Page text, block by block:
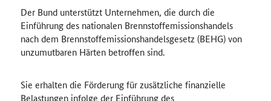
Der Bund unterstützt Unternehmen, die durch die
Einführung des nationalen Brennstoffemissionshandels
nach dem Brennstoffemissionshandelsgesetz (BEHG) von
unzumutbaren Härten betroffen sind.
Sie erhalten die Förderung für zusätzliche finanzielle
Belastungen infolge der Einführung des